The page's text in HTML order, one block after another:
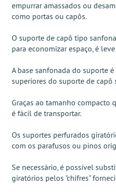
empurrar amassados ou
como portas ou capôs.
O suporte de capô tipo
para economizar espaço, é
A base sanfonada do suporte
superiores do suporte de capô
Graças ao tamanho compacto
é fácil de transportar.
Os suportes perfurados
com os parafusos ou pinos
Se necessário, é possível
giratórios pelos "chifres"